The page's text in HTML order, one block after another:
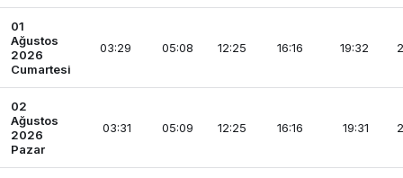
01
Ağustos
2026
Cumartesi
03:29 05:08 12:25 16:16 19:32
02
Ağustos
2026
Pazar
03:31 05:09 12:25 16:16 19:31